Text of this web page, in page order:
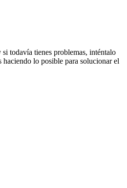
todavía tienes problemas, inténtalo
haciendo lo posible para solucionar el